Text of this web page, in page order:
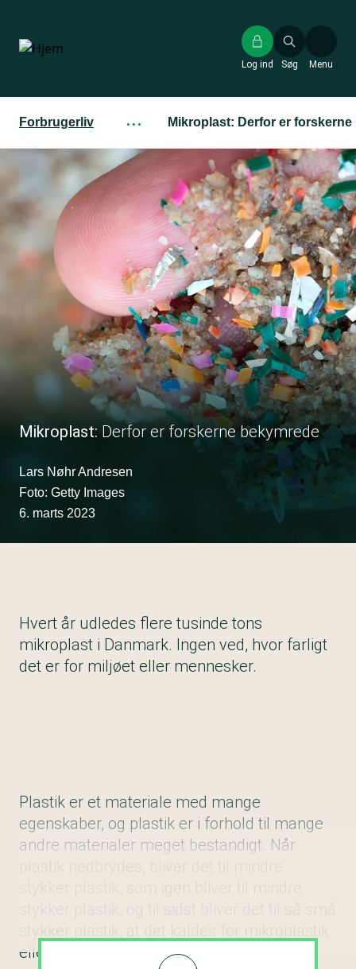
hovedindhold
Søg
Log ind Menu
Forbrugerliv ··· Mikroplast: Derfor er forskerne
Mikroplast: Derfor er forskerne bekymrede
Lars Nøhr Andresen
Foto: Getty Images
6. marts 2023
Hvert år udledes flere tusinde tons
mikroplast i Danmark. Ingen ved, hvor farligt
det er for miljøet eller mennesker.
Plastik er et materiale med mange
egenskaber, og plastik er i forhold til mange
andre materialer meget bestandigt. Når
eller nanoplastik.